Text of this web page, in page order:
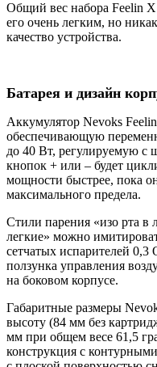
Общий вес набора Feelin X
его очень легким, но
качество устройства.
Батарея и дизайн
Аккумулятор Nevoks
обеспечивающую
до 40 Вт, регулируемую с
кнопок + или – будет
мощности быстрее, пока
максимального предела.
Стили парения «изо рта в
легкие» можно
сетчатых испарителей
ползунка управления
на боковом корпусе.
Габаритные размеры
высоту (84 мм без
мм при общем весе 61,5
конструкция с